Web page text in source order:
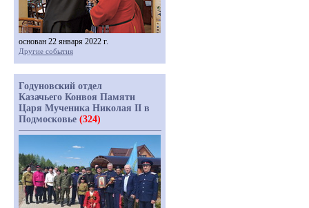
основан 22 января 2022 г.
Другие события
Годуновский отдел
Казачьего Конвоя Памяти
Царя Мученика Николая II в
Подмосковье (324)